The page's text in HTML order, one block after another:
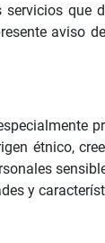
aviso
étnico,
y